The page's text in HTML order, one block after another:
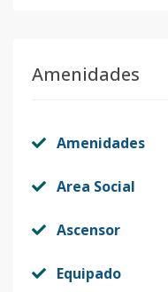
Amenidades
Amenidades
Area Social
Ascensor
Equipado